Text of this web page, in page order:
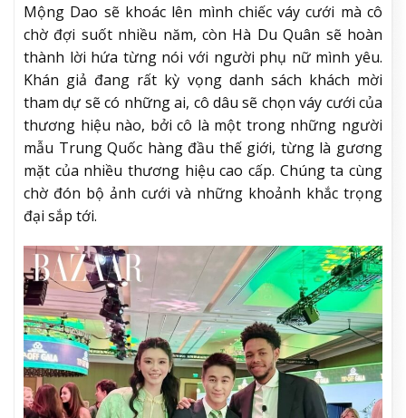
Mộng Dao sẽ khoác lên mình chiếc váy cưới mà cô
chờ đợi suốt nhiều năm, còn Hà Du Quân sẽ hoàn
thành lời hứa từng nói với người phụ nữ mình yêu.
Khán giả đang rất kỳ vọng danh sách khách mời
tham dự sẽ có những ai, cô dâu sẽ chọn váy cưới của
thương hiệu nào, bởi cô là một trong những người
mẫu Trung Quốc hàng đầu thế giới, từng là gương
mặt của nhiều thương hiệu cao cấp. Chúng ta cùng
chờ đón bộ ảnh cưới và những khoảnh khắc trọng
đại sắp tới.